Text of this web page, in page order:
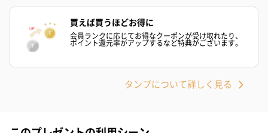
プリザーブドフラワー
プリザーブドフラワー
ブーケ（ブルー）
アミュレット
ク）（1,500円
買えば買うほどお得に
会員ランクに応じてお得なクーポンが受け取れたり、
ポイント還元率がアップするなど特典がございます。
タンプについて詳しく見る